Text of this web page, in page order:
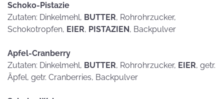
Schoko-Pistazie
Zutaten: Dinkelmehl, BUTTER, Rohrohrzucker,
Schokotropfen, EIER, PISTAZIEN, Backpulver
Apfel-Cranberry
Zutaten: Dinkelmehl, BUTTER, Rohrohrzucker, EIER, getr.
Äpfel, getr. Cranberries, Backpulver